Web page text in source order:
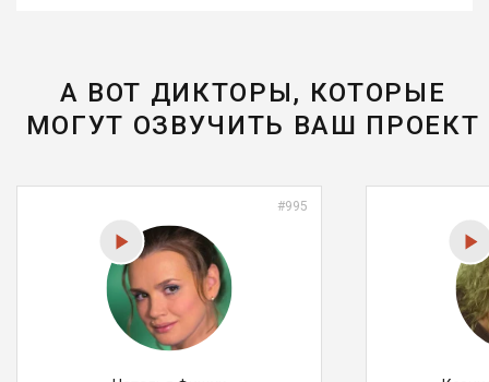
А ВОТ ДИКТОРЫ, КОТОРЫЕ
МОГУТ ОЗВУЧИТЬ ВАШ ПРОЕКТ
#995